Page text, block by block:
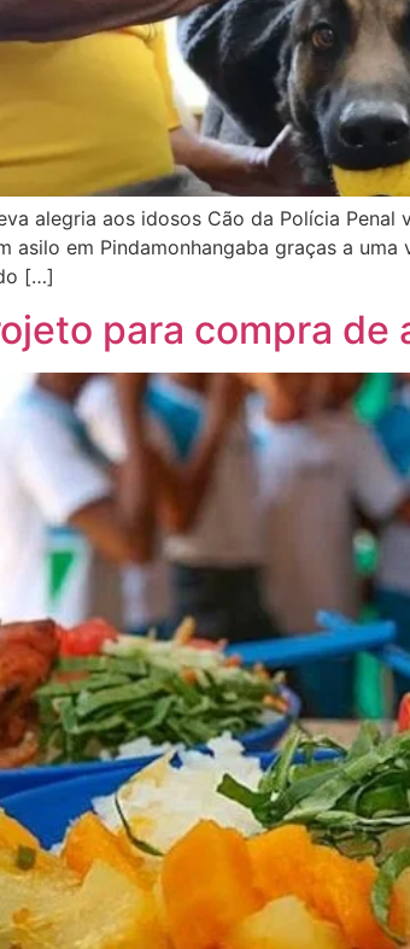
alegria aos idosos Cão da Polícia
asilo em Pindamonhangaba graças a
[…]
para compra de